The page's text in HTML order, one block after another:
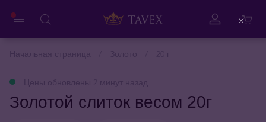
Золотой слиток весом 20г
Close